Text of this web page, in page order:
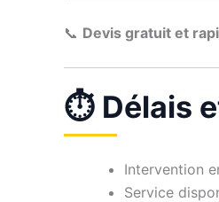
📞 Devis gratuit et
⏱️ Délais
Intervention
Service